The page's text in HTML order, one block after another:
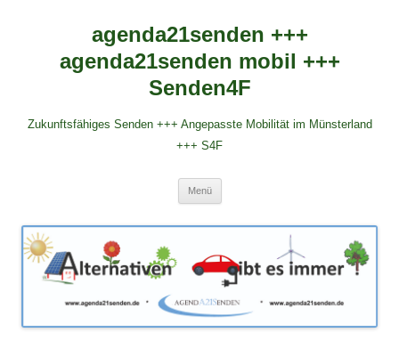
agenda21senden +++
agenda21senden mobil +++
Senden4F
Zukunftsfähiges Senden +++ Angepasste Mobilität im Münsterland
+++ S4F
Menü